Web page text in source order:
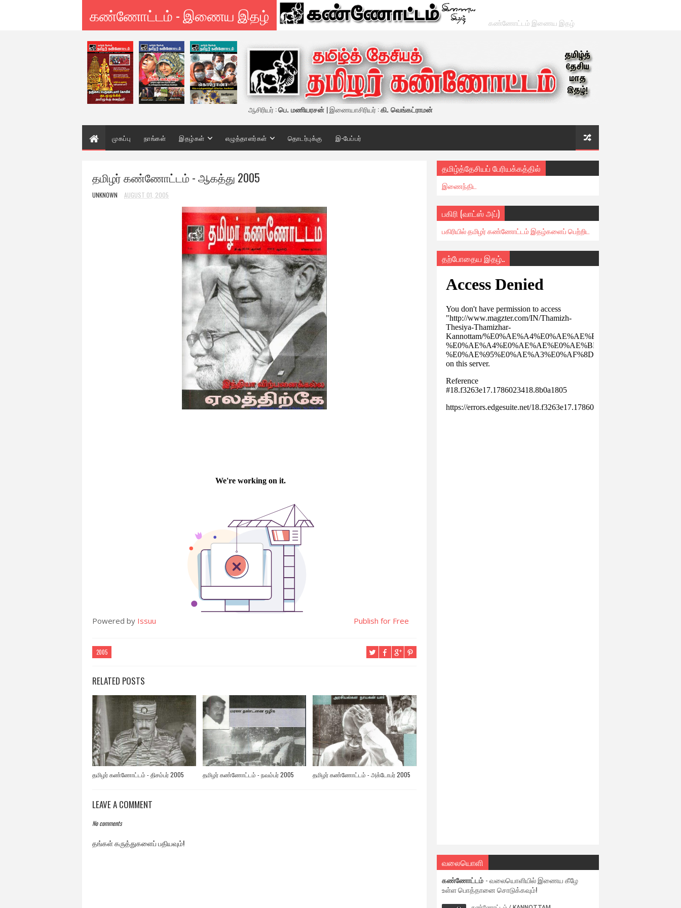
கண்ணோட்டம் - இணைய இதழ் கண்ணோட்டம் இணைய இதழ்
ஆசிரியர் :பெ. மணியரசன் | இணையாசிரியர் :கி. வெங்கட்ராமன்
முகப்பு நாங்கள் இதழ்கள் எழுத்தாளர்கள் தொடர்புக்கு இ-பேப்பர்
தமிழர் கண்ணோட்டம் - ஆகத்து 2005
UNKNOWN AUGUST 01, 2005
Powered by Issuu Publish for Free
2005
RELATED POSTS
தமிழர் கண்ணோட்டம் - திசம்பர் 2005 தமிழர் கண்ணோட்டம் - நவம்பர் 2005 தமிழர் கண்ணோட்டம் - அக்டோபர் 2005
LEAVE A COMMENT
No comments
தங்கள் கருத்துகளைப் பதியவும்!
தமிழ்த்தேசியப் பேரியக்கத்தில்
இணைந்திட
பகிரி (வாட்ஸ் அப்)
பகிரியில் தமிழர் கண்ணோட்டம் இதழ்களைப் பெற்றிட
தற்போதைய இதழ்..
வலையொளி
கண்ணோட்டம் - வலையொளியில் இணைய கீழே
உள்ள பொத்தானை சொடுக்கவும்!